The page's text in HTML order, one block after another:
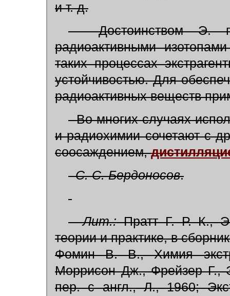
и т. д.
Достоинством Э.
радиоактивными
таких процессах
устойчивостью. Для
радиоактивных веществ
Во многих случаях
и радиохимии сочетают с
соосаждением,
С. С. Бердоносов.
Лит.:Пратт Г. Р. К.,
теории и практике, в
Фомин В. В., Химия
Моррисон Дж., Фрейзер Г.,
пер. с англ., Л., 1960;